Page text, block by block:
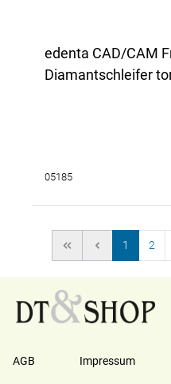
edenta CAD/CAM
Diamantschleifer
05185
1 2
AGB Impressum